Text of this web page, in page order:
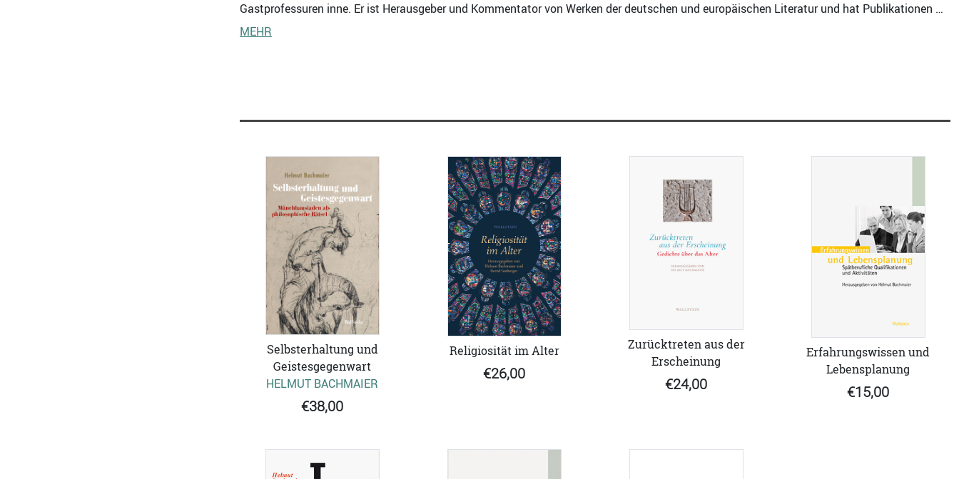
Gastprofessuren inne. Er ist Herausgeber und Kommentator von Werken der deutschen und europäischen Literatur und hat Publikationen …
MEHR
Selbsterhaltung und
Geistesgegenwart
HELMUT BACHMAIER
€38,00
Religiosität im Alter
€26,00
Zurücktreten aus der
Erscheinung
€24,00
Erfahrungswissen und
Lebensplanung
€15,00